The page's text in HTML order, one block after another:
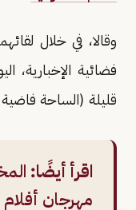
وقالا، في خلال
فضائية الإخبارية،
قليلة (الساحة
اقرأ أيضًا:
مهرجان